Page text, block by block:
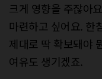
크게 영향을 주잖아
마련하고 싶어요. 한
제대로 딱 확보돼야
여유도 생기겠죠.